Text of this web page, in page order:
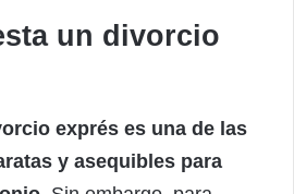
un divorcio
exprés es una de las
y asequibles para